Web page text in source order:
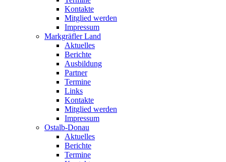
Kontakte
Mitglied werden
Impressum
Markgräfler Land
Aktuelles
Berichte
Ausbildung
Partner
Termine
Links
Kontakte
Mitglied werden
Impressum
Ostalb-Donau
Aktuelles
Berichte
Termine